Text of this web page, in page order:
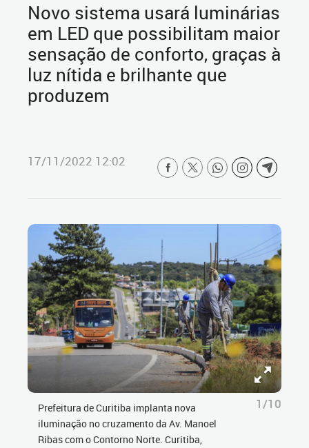
Novo sistema usará luminárias
em LED que possibilitam maior
sensação de conforto, graças à
luz nítida e brilhante que
produzem
17/11/2022 12:02
Prefeitura de Curitiba implanta nova
iluminação no cruzamento da Av. Manoel
Ribas com o Contorno Norte. Curitiba,
1/10